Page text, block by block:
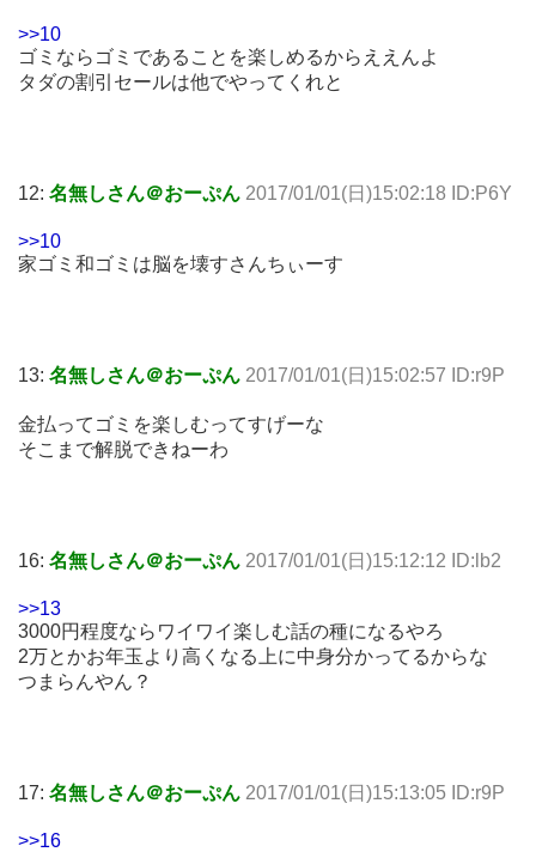
>>10
ゴミならゴミであることを楽しめるからええんよ
タダの割引セールは他でやってくれと
12: 名無しさん＠おーぷん 2017/01/01(日)15:02:18 ID:P6Y
>>10
家ゴミ和ゴミは脳を壊すさんちぃーす
13: 名無しさん＠おーぷん 2017/01/01(日)15:02:57 ID:r9P
金払ってゴミを楽しむってすげーな
そこまで解脱できねーわ
16: 名無しさん＠おーぷん 2017/01/01(日)15:12:12 ID:lb2
>>13
3000円程度ならワイワイ楽しむ話の種になるやろ
2万とかお年玉より高くなる上に中身分かってるからな
つまらんやん？
17: 名無しさん＠おーぷん 2017/01/01(日)15:13:05 ID:r9P
>>16